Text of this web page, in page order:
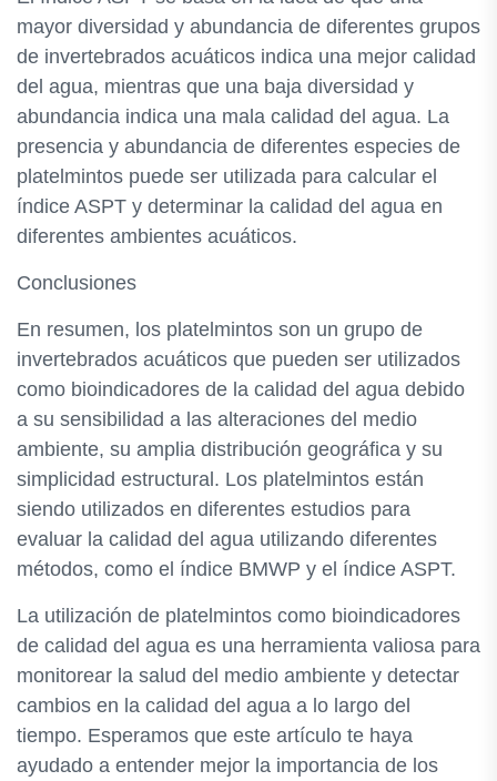
mayor diversidad y abundancia de diferentes grupos
de invertebrados acuáticos indica una mejor calidad
del agua, mientras que una baja diversidad y
abundancia indica una mala calidad del agua. La
presencia y abundancia de diferentes especies de
platelmintos puede ser utilizada para calcular el
índice ASPT y determinar la calidad del agua en
diferentes ambientes acuáticos.
Conclusiones
En resumen, los platelmintos son un grupo de
invertebrados acuáticos que pueden ser utilizados
como bioindicadores de la calidad del agua debido
a su sensibilidad a las alteraciones del medio
ambiente, su amplia distribución geográfica y su
simplicidad estructural. Los platelmintos están
siendo utilizados en diferentes estudios para
evaluar la calidad del agua utilizando diferentes
métodos, como el índice BMWP y el índice ASPT.
La utilización de platelmintos como bioindicadores
de calidad del agua es una herramienta valiosa para
monitorear la salud del medio ambiente y detectar
cambios en la calidad del agua a lo largo del
tiempo. Esperamos que este artículo te haya
ayudado a entender mejor la importancia de los